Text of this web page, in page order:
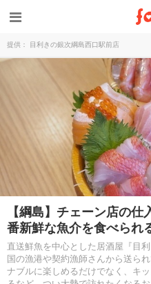
提供： 目利きの銀次綱島西口駅前店
【綱島】チェーン店の
番新鮮な魚介を食べられ
直送鮮魚を中心とした居酒屋『目
国の漁港や契約漁師さんから送ら
ナブルに楽しめるだけでなく、キ